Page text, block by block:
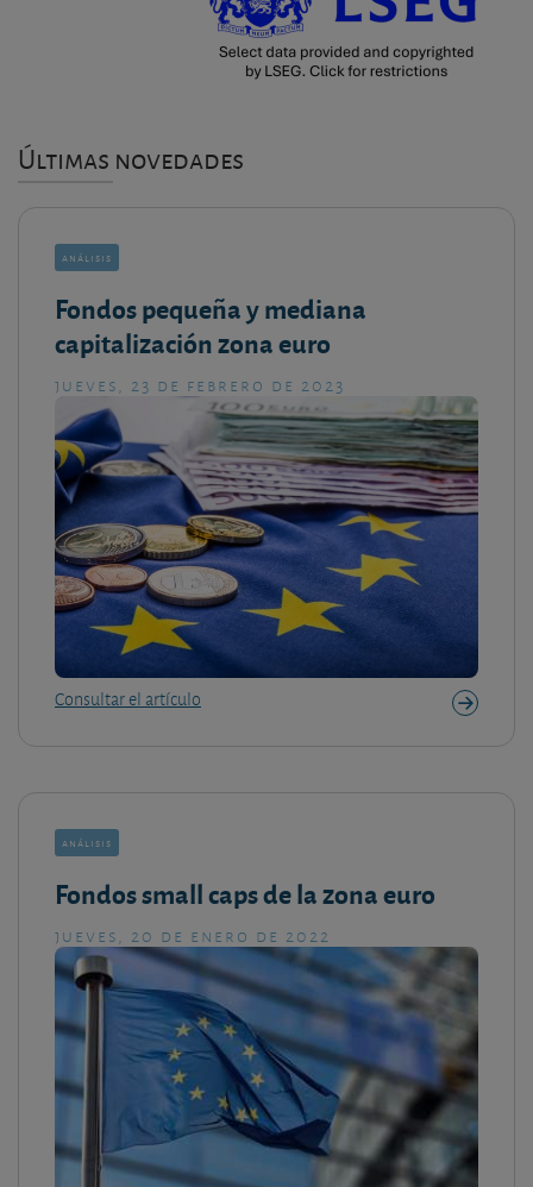
Últimas novedades
análisis
Fondos pequeña y mediana
capitalización zona euro
jueves, 23 de febrero de 2023
Consultar el artículo
análisis
Fondos small caps de la zona euro
jueves, 20 de enero de 2022